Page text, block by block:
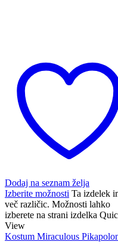
Dodaj na seznam želja
Izberite možnosti Ta izdelek
več različic. Možnosti lahko
izberete na strani izdelka
View
Kostum Miraculous